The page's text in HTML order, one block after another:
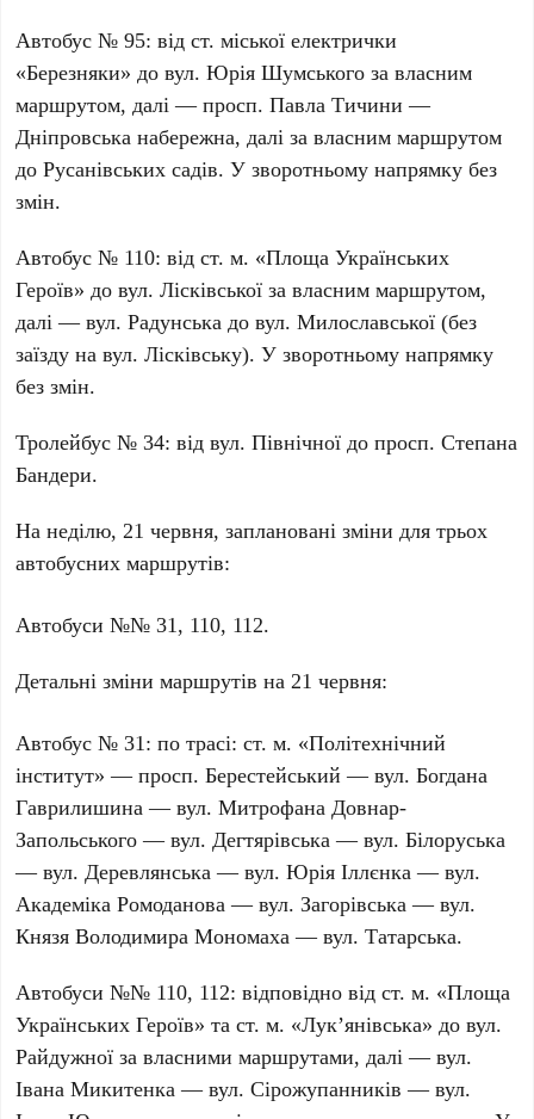
Автобус №95: від ст. міської електрички
«Березняки» до вул.Юрія Шумського за власним
маршрутом, далі — просп.Павла Тичини —
Дніпровська набережна, далі за власним маршрутом
доРусанівських садів. У зворотньому напрямку без
змін.
Автобус № 110: від ст. м. «Площа Українських
Героїв» до вул.Лісківської за власним маршрутом,
далі — вул.Радунська до вул.Милославської (без
заїзду на вул.Лісківську). У зворотньому напрямку
без змін.
Тролейбус №34: від вул.Північної до просп.Степана
Бандери.
Нанеділю, 21 червня, заплановані зміни для трьох
автобусних маршрутів:
Автобуси №№31, 110, 112.
Детальні зміни маршрутів на21 червня:
Автобус №31: по трасі: ст. м. «Політехнічний
інститут» — просп.Берестейський — вул.Богдана
Гаврилишина— вул.Митрофана Довнар-
Запольського— вул.Дегтярівська— вул.Білоруська
— вул.Деревлянська— вул.Юрія Іллєнка— вул.
Академіка Ромоданова— вул.Загорівська— вул.
Князя Володимира Мономаха— вул.Татарська.
Автобуси №№ 110, 112: відповідно від ст. м. «Площа
Українських Героїв» та ст. м. «Лук’янівська» до вул.
Райдужної за власними маршрутами, далі — вул.
Івана Микитенка— вул.Сірожупанників — вул.